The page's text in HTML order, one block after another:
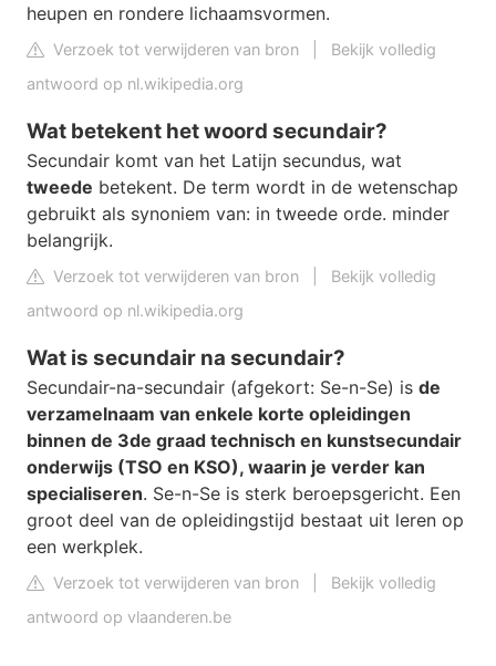
heupen en rondere lichaamsvormen.
Verzoek tot verwijderen van bron
Bekijk volledig
antwoord op nl.wikipedia.org
Wat betekent het woord secundair?
Secundair komt van het Latijn secundus, wat
tweede betekent. De term wordt in de wetenschap
gebruikt als synoniem van: in tweede orde. minder
belangrijk.
Verzoek tot verwijderen van bron
Bekijk volledig
antwoord op nl.wikipedia.org
Wat is secundair na secundair?
Secundair-na-secundair (afgekort: Se-n-Se) is de
verzamelnaam van enkele korte opleidingen
binnen de 3de graad technisch en kunstsecundair
onderwijs (TSO en KSO), waarin je verder kan
specialiseren. Se-n-Se is sterk beroepsgericht. Een
groot deel van de opleidingstijd bestaat uit leren op
een werkplek.
Verzoek tot verwijderen van bron
Bekijk volledig
antwoord op vlaanderen.be